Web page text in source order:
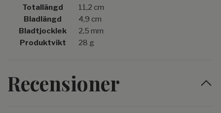
Totallängd
11,2 cm
Bladlängd
4,9 cm
Bladtjocklek
2,5 mm
Produktvikt
28 g
Recensioner